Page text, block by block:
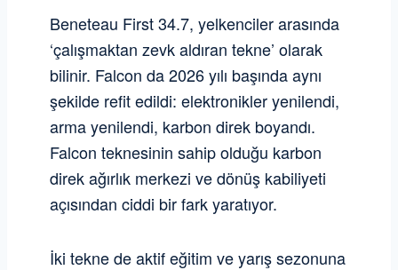
Beneteau First 34.7, yelkenciler arasında
‘çalışmaktan zevk aldıran tekne’ olarak
bilinir. Falcon da 2026 yılı başında aynı
şekilde refit edildi: elektronikler yenilendi,
arma yenilendi, karbon direk boyandı.
Falcon teknesinin sahip olduğu karbon
direk ağırlık merkezi ve dönüş kabiliyeti
açısından ciddi bir fark yaratıyor.
İki tekne de aktif eğitim ve yarış sezonuna